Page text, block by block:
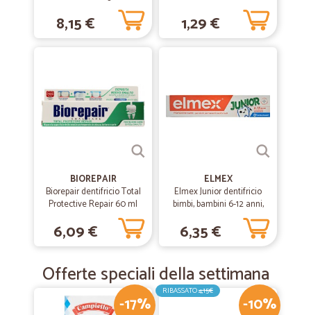
Sensibili Gengive Sane 75
ml
8,15 € 1,29 €
BIOREPAIR
Biorepair dentifricio Total
Protective Repair 60 ml
6,09 €
ELMEX
Elmex Junior dentifricio
bimbi, bambini 6-12 anni,
6,35 €
Offerte speciali della settimana
-17% -10%
RIBASSATO4,15€